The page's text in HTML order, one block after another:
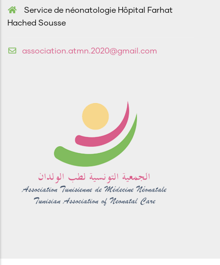
Service de néonatologie Hôpital Farhat
Hached Sousse
association.atmn.2020@gmail.com